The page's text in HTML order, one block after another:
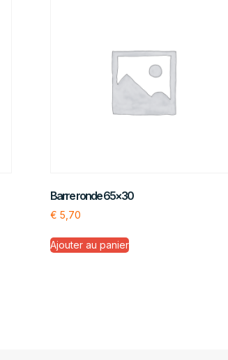
Barre ronde 65×30
€ 5,70
Ajouter au panier